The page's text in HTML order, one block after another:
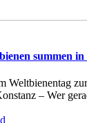
summen in
Weltbienentag
– Wer